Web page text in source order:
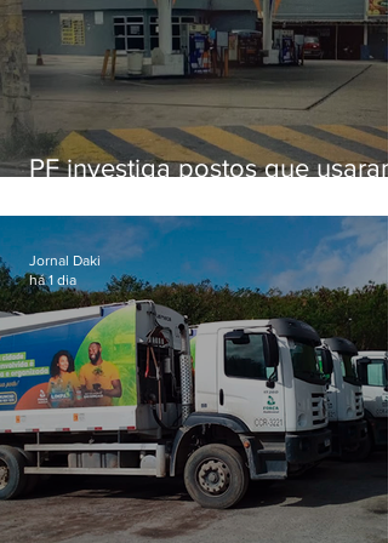
PF investiga postos que usaram
secretário morto em 2020
Jornal Daki
há 1 dia